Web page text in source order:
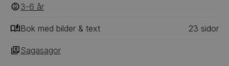
Och kan en jultomte också dö, precis som Sagas
mormor gjorde en gång för länge sedan. Och vem är
egentligen den där jultomten som delar ut klapparna
när morfar gått ut för att köra in traktorn i garaget?
3-6 ‎‎ år
Bok med bilder & text 23 ‎‎ sidor
Sagasagor